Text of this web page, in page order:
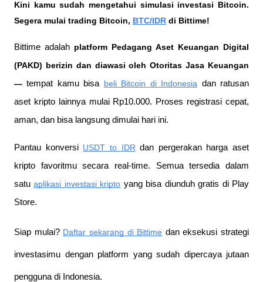
Kini kamu sudah mengetahui simulasi investasi Bitcoin.
Segera mulai trading Bitcoin, BTC/IDR di Bittime!
Bittime adalah platform Pedagang Aset Keuangan Digital
(PAKD) berizin dan diawasi oleh Otoritas Jasa Keuangan
— tempat kamu bisa beli Bitcoin di Indonesia dan ratusan
aset kripto lainnya mulai Rp10.000. Proses registrasi cepat,
aman, dan bisa langsung dimulai hari ini.
Pantau konversi USDT to IDR dan pergerakan harga aset
kripto favoritmu secara real-time. Semua tersedia dalam
satu aplikasi investasi kripto yang bisa diunduh gratis di Play
Store.
Siap mulai? Daftar sekarang di Bittime dan eksekusi strategi
investasimu dengan platform yang sudah dipercaya jutaan
pengguna di Indonesia.